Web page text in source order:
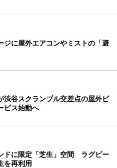
ジに屋外エアコンやミストの「避
渋谷スクランブル交差点の屋外ビ
ビス始動へ
ドに限定「芝生」空間 ラグビー
を再利用